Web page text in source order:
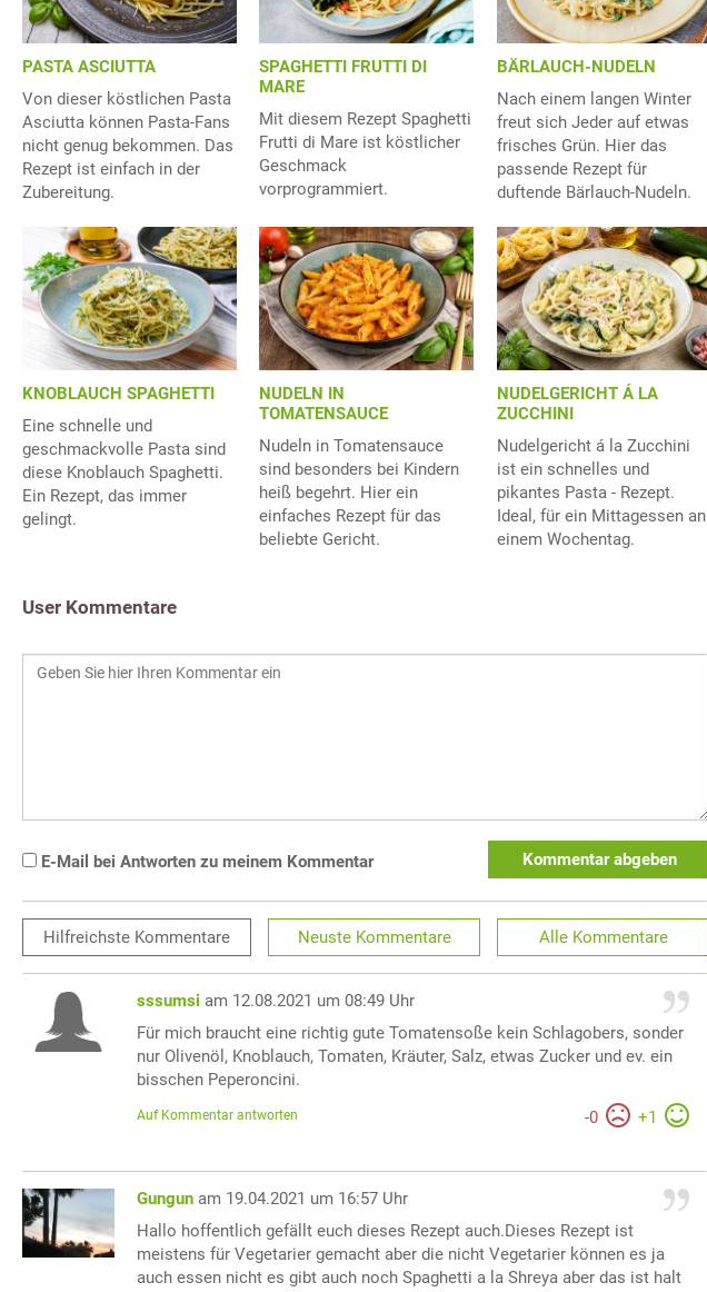
PASTA ASCIUTTA
Von dieser köstlichen Pasta
Asciutta können Pasta-Fans
nicht genug bekommen. Das
Rezept ist einfach in der
Zubereitung.
SPAGHETTI FRUTTI DI
MARE
Mit diesem Rezept Spaghetti
Frutti di Mare ist köstlicher
Geschmack
vorprogrammiert.
BÄRLAUCH-NUDELN
Nach einem langen Winter
freut sich Jeder auf etwas
frisches Grün. Hier das
passende Rezept für
duftende Bärlauch-Nudeln.
KNOBLAUCH SPAGHETTI
Eine schnelle und
geschmackvolle Pasta sind
diese Knoblauch Spaghetti.
Ein Rezept, das immer
gelingt.
NUDELN IN
TOMATENSAUCE
Nudeln in Tomatensauce
sind besonders bei Kindern
heiß begehrt. Hier ein
einfaches Rezept für das
beliebte Gericht.
NUDELGERICHT Á LA
ZUCCHINI
Nudelgericht á la Zucchini
ist ein schnelles und
pikantes Pasta - Rezept.
Ideal, für ein Mittagessen an
einem Wochentag.
User Kommentare
E-Mail bei Antworten zu meinem Kommentar Kommentar abgeben
Hilfreichste Kommentare Neuste Kommentare Alle Kommentare
sssumsi am 12.08.2021 um 08:49 Uhr
Für mich braucht eine richtig gute Tomatensoße kein Schlagobers, sonder
nur Olivenöl, Knoblauch, Tomaten, Kräuter, Salz, etwas Zucker und ev. ein
bisschen Peperoncini.
-0 +1
Auf Kommentar antworten
Gungun am 19.04.2021 um 16:57 Uhr
Hallo hoffentlich gefällt euch dieses Rezept auch.Dieses Rezept ist
meistens für Vegetarier gemacht aber die nicht Vegetarier können es ja
auch essen nicht es gibt auch noch Spaghetti a la Shreya aber das ist halt